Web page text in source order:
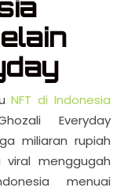
NFT di Indonesia
Everyday
miliaran rupiah
viral menggugah
menuai